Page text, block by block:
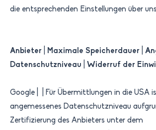
die entsprechenden Einstellungen über
Anbieter Maximale Speicherdauer
Datenschutzniveau
Widerruf der
Google | | Für Übermittlungen in die USA
angemessenes Datenschutzniveau
Zertifizierung des Anbieters unter dem